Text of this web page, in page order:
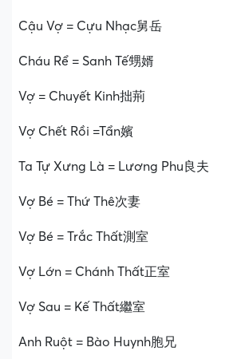
Cậu Vợ = Cựu Nhạc舅岳
Cháu Rể = Sanh Tế甥婿
Vợ = Chuyết Kinh拙荊
Vợ Chết Rồi =Tẩn嬪
Ta Tự Xưng Là = Lương Phu良夫
Vợ Bé = Thứ Thê次妻
Vợ Bé = Trắc Thất測室
Vợ Lớn = Chánh Thất正室
Vợ Sau = Kế Thất繼室
Anh Ruột = Bào Huynh胞兄